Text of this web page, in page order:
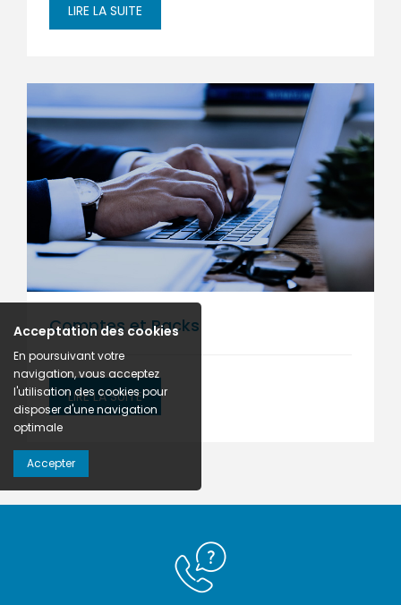
Acceptation des cookies
En poursuivant votre
navigation, vous acceptez
l'utilisation des cookies pour
disposer d'une navigation
optimale
Accepter
LIRE LA SUITE
Comptes et Packs
LIRE LA SUITE